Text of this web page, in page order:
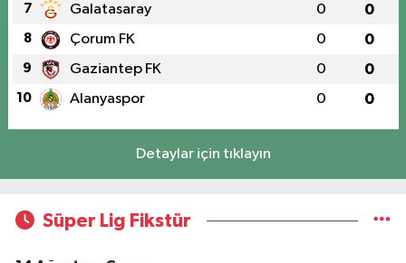
7 Galatasaray 0 0
8 Çorum FK 0 0
9 Gaziantep FK 0 0
10 Alanyaspor 0 0
Detaylar için tıklayın
Süper Lig Fikstür